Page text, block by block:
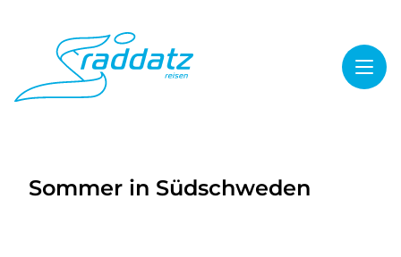
Highlights
Sommer in Südschweden